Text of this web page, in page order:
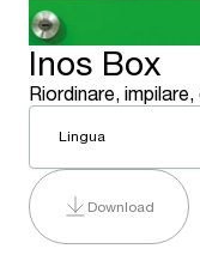
Inos Box
Riordinare,
Lingua
Download